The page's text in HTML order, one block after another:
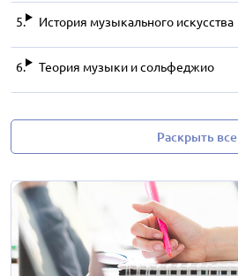
История музыкального искусства
Теория музыки и сольфеджио
Раскрыть все